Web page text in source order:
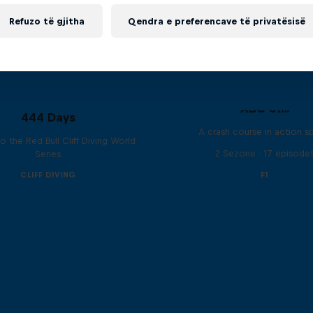
444 Days
the Red Bull Cliff Diving World
Series
CLIFF DIVING
ABC of...
A crash course in action
2 Sezone · 17 episodet
F1
Refuzo të gjitha Qendra e preferencave të privatësisë